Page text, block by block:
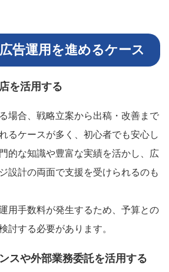
告運用を進めるケース
を活用する
場合、戦略立案から出稿・改善まで
るケースが多く、初心者でも安心し
的な知識や豊富な実績を活かし、広
設計の両面で支援を受けられるのも
用手数料が発生するため、予算との
討する必要があります。
スや外部業務委託を活用する